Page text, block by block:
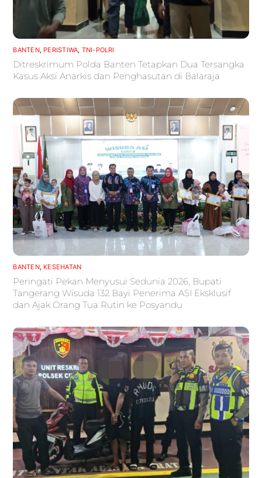
BANTEN, PERISTIWA, TNI-POLRI
Ditreskrimum Polda Banten Tetapkan Dua Tersangka
Kasus Aksi Anarkis dan Penghasutan di Balaraja
BANTEN, KESEHATAN
Peringati Pekan Menyusui Sedunia 2026, Bupati
Tangerang Wisuda 132 Bayi Penerima ASI Eksklusif
dan Ajak Orang Tua Rutin ke Posyandu